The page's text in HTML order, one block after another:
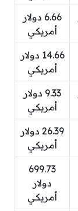
6.66 دولار
أمريكي
14.66 دولار
أمريكي
9.33 دولار
أمريكي
26.39 دولار
أمريكي
699.73
دولار
أمريكي